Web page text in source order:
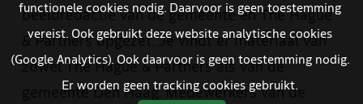
beeldredactie van de gemeente en The Hague
& Partners opgezet. Je vindt er materiaal van
zowel The Hague & Partners als van de
gemeente Den Haag. Medewerkers van de
functionele cookies nodig. Daarvoor is geen toestemming
vereist. Ook gebruikt deze website analytische cookies
(Google Analytics). Ook daarvoor is geen toestemming nodig.
Er worden geen tracking cookies gebruikt.